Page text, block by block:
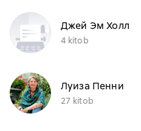
Джей Эм Холл
4 kitob
Луиза Пенни
27 kitob